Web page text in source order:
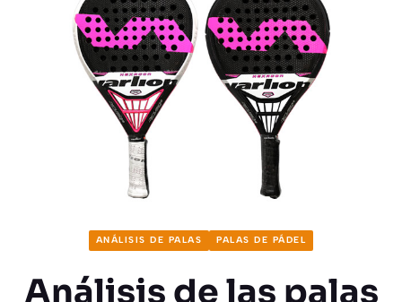
ANÁLISIS DE PALAS PALAS DE PÁDEL
Análisis de las palas